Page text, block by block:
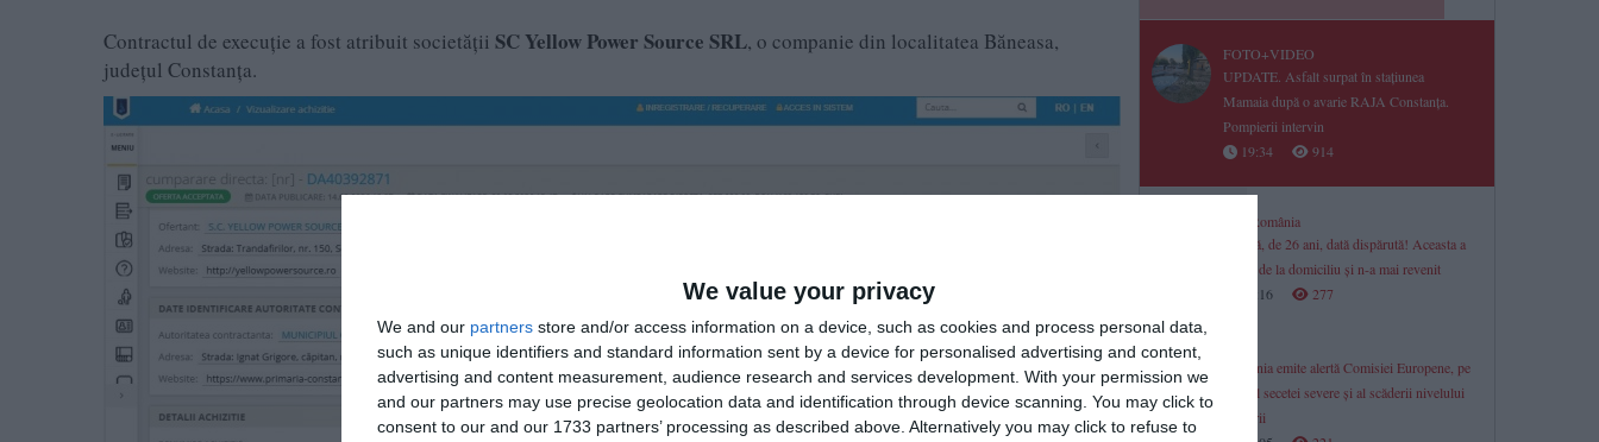
We value your privacy
We and our partners store and/or access information on a device, such as cookies and process personal data,
such as unique identifiers and standard information sent by a device for personalised advertising and content,
advertising and content measurement, audience research and services development. With your permission we
and our partners may use precise geolocation data and identification through device scanning. You may click to
consent to our and our 1733 partners’ processing as described above. Alternatively you may click to refuse to
Contractul de execuție a fost atribuit societății SC Yellow Power Source SRL, o companie din localitatea Băneasa,
județul Constanța.
FOTO+VIDEO
UPDATE. Asfalt surpat în stațiunea
Mamaia după o avarie RAJA Constanța.
Pompierii intervin
19:34
914
Știri România
Tânără, de 26 ani, dată dispărută! Aceasta a
plecat de la domiciliu și n-a mai revenit
19:16
277
România emite alertă Comisiei Europene, pe
fondul secetei severe și al scăderii nivelului
Dunării